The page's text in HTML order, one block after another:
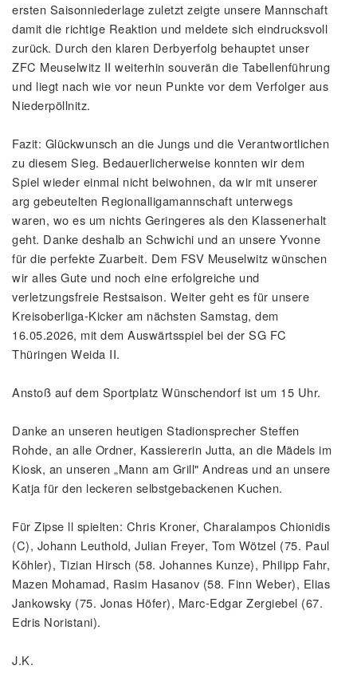
ersten Saisonniederlage zuletzt zeigte unsere Mannschaft
damit die richtige Reaktion und meldete sich eindrucksvoll
zurück. Durch den klaren Derbyerfolg behauptet unser
ZFC Meuselwitz II weiterhin souverän die Tabellenführung
und liegt nach wie vor neun Punkte vor dem Verfolger aus
Niederpöllnitz.
Fazit: Glückwunsch an die Jungs und die Verantwortlichen
zu diesem Sieg. Bedauerlicherweise konnten wir dem
Spiel wieder einmal nicht beiwohnen, da wir mit unserer
arg gebeutelten Regionalligamannschaft unterwegs
waren, wo es um nichts Geringeres als den Klassenerhalt
geht. Danke deshalb an Schwichi und an unsere Yvonne
für die perfekte Zuarbeit. Dem FSV Meuselwitz wünschen
wir alles Gute und noch eine erfolgreiche und
verletzungsfreie Restsaison. Weiter geht es für unsere
Kreisoberliga-Kicker am nächsten Samstag, dem
16.05.2026, mit dem Auswärtsspiel bei der SG FC
Thüringen Weida II.
Anstoß auf dem Sportplatz Wünschendorf ist um 15 Uhr.
Danke an unseren heutigen Stadionsprecher Steffen
Rohde, an alle Ordner, Kassiererin Jutta, an die Mädels im
Kiosk, an unseren „Mann am Grill" Andreas und an unsere
Katja für den leckeren selbstgebackenen Kuchen.
Für Zipse ll spielten: Chris Kroner, Charalampos Chionidis
(C), Johann Leuthold, Julian Freyer, Tom Wötzel (75. Paul
Köhler), Tizian Hirsch (58. Johannes Kunze), Philipp Fahr,
Mazen Mohamad, Rasim Hasanov (58. Finn Weber), Elias
Jankowsky (75. Jonas Höfer), Marc-Edgar Zergiebel (67.
Edris Noristani).
J.K.